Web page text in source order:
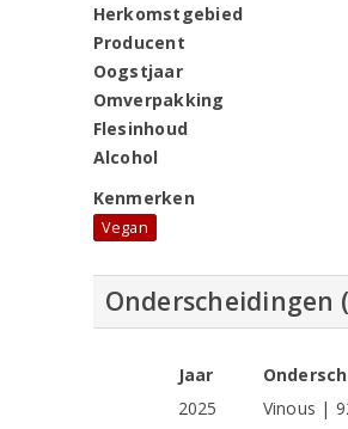
Herkomstgebied
Producent
Oogstjaar
Omverpakking
Flesinhoud
Alcohol
Kenmerken
Vegan
Onderscheidingen
Jaar
2025
Vinous |